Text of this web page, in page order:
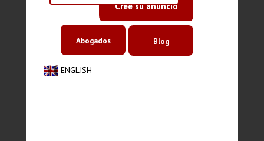
Cree su anuncio
ENGLISH
Abogados Blog